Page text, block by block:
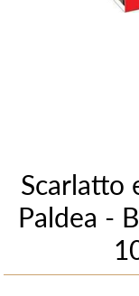
Scarlatto
Paldea -